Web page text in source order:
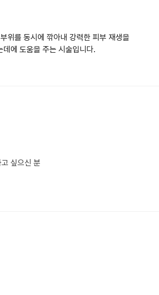
위를 동시에 깎아내 강력한 피부 재생을
데에 도움을 주는 시술입니다.
싶으신 분